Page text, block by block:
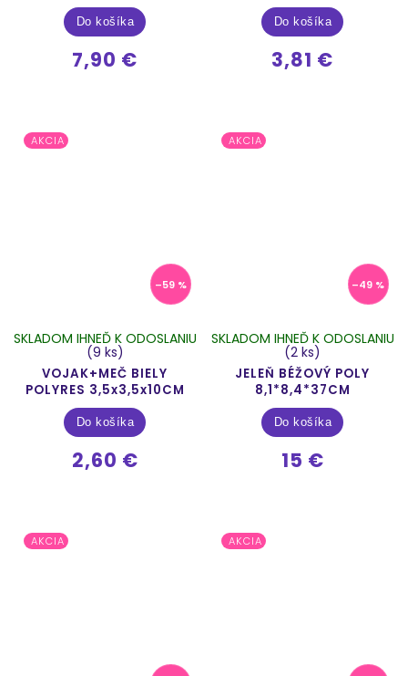
7,90 €
Do košíka
3,81 €
Do košíka
AKCIA
–59 %
VOJAK+MEČ BIELY
POLYRES 3,5x3,5x10CM
SKLADOM IHNEĎ K ODOSLANIU
(9 ks)
2,60 €
Do košíka
AKCIA
–49 %
JELEŇ BÉŽOVÝ POLY
8,1*8,4*37CM
SKLADOM IHNEĎ K ODOSLANIU
(2 ks)
15 €
Do košíka
AKCIA AKCIA